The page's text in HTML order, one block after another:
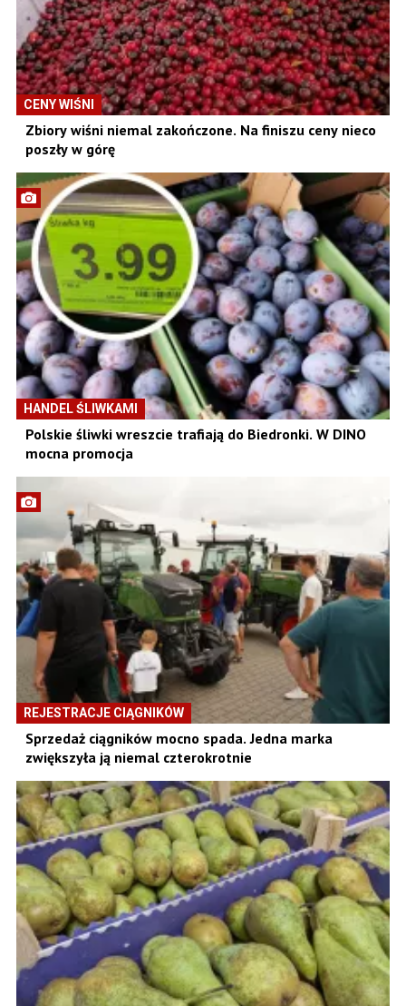
CENY WIŚNI
Zbiory wiśni niemal zakończone. Na finiszu ceny nieco
poszły w górę
HANDEL ŚLIWKAMI
Polskie śliwki wreszcie trafiają do Biedronki. W DINO
mocna promocja
REJESTRACJE CIĄGNIKÓW
Sprzedaż ciągników mocno spada. Jedna marka
zwiększyła ją niemal czterokrotnie